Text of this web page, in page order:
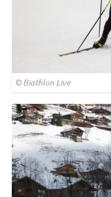
© Biathlon Live